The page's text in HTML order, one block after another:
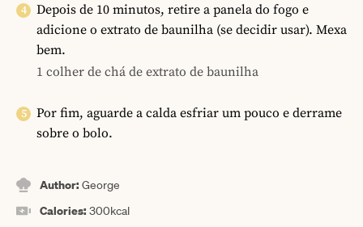
Depois de 10 minutos, retire a panela do fogo e
adicione o extrato de baunilha (se decidir usar). Mexa
bem.
1 colher de chá de extrato de baunilha
Por fim, aguarde a calda esfriar um pouco e derrame
sobre o bolo.
Author:George
Calories:300kcal